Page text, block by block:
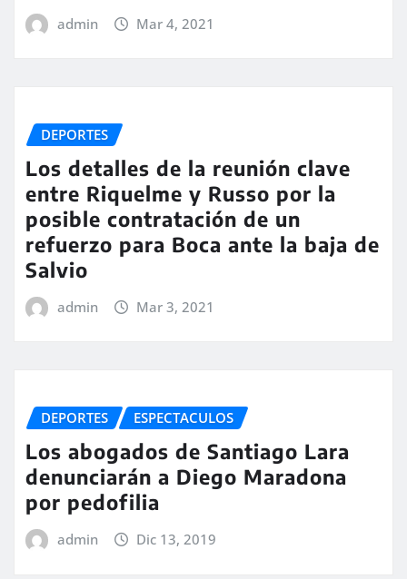
admin Mar 4, 2021
DEPORTES
Los detalles de la reunión clave
entre Riquelme y Russo por la
posible contratación de un
refuerzo para Boca ante la baja de
Salvio
admin Mar 3, 2021
DEPORTES ESPECTACULOS
Los abogados de Santiago Lara
denunciarán a Diego Maradona
por pedofilia
admin Dic 13, 2019